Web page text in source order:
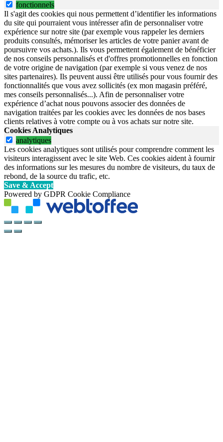
fonctionnels
Il s'agit des cookies qui nous permettent d’identifier les informations
du site qui pourraient vous intéresser afin de personnaliser votre
expérience sur notre site (par exemple vous rappeler les derniers
produits consultés, mémoriser les articles de votre panier avant de
poursuivre vos achats.). Ils vous permettent également de bénéficier
de nos conseils personnalisés et d'offres promotionnelles en fonction
de votre origine de navigation (par exemple si vous venez de nos
sites partenaires). Ils peuvent aussi être utilisés pour vous fournir des
fonctionnalités que vous avez sollicités (ex mon magasin préféré,
mes conseils personnalisés...). Afin de personnaliser votre
expérience d’achat nous pouvons associer des données de
navigation traitées par les cookies avec les données de nos bases
clients relatives à votre compte ou à vos achats sur notre site.
Cookies Analytiques
analytiques
Les cookies analytiques sont utilisés pour comprendre comment les
visiteurs interagissent avec le site Web. Ces cookies aident à fournir
des informations sur les mesures du nombre de visiteurs, du taux de
rebond, de la source du trafic, etc.
Save & Accept
Powered by GDPR Cookie Compliance